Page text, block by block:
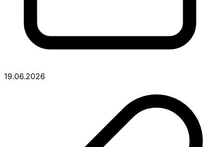
19.06.2026